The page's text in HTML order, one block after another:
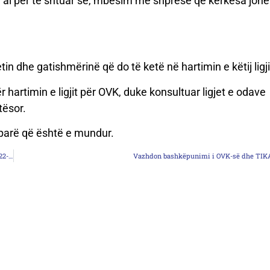
dhe gatishmërinë që do të ketë në hartimin e këtij
e ligjit për OVK, duke konsultuar ligjet e odave
që është e mundur.
Vazhdon bashkëpunimi i OVK-së dhe